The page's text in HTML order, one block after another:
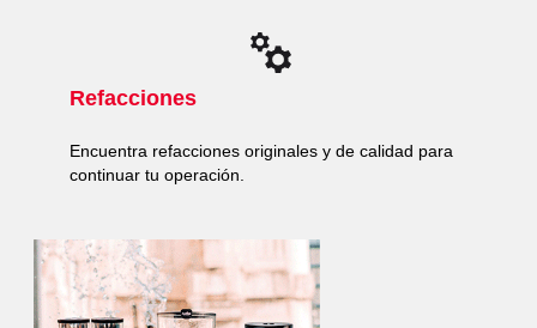
Refacciones
Encuentra refacciones originales y de calidad para
continuar tu operación.